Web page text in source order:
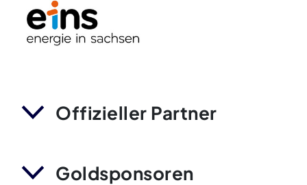
Offizieller Partner
Goldsponsoren